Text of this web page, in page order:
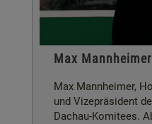
Max
Max Mannheimer,
und Vizepräsident
Dachau-Komitees.